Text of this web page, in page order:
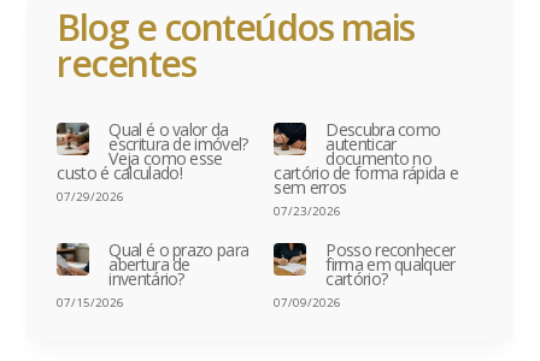
Blog e conteúdos mais
recentes
Qual é o valor da
escritura de imóvel?
Veja como esse
custo é calculado!
07/29/2026
Descubra como
autenticar
documento no
cartório de forma rápida e
sem erros
07/23/2026
Qual é o prazo para
abertura de
inventário?
07/15/2026
Posso reconhecer
firma em qualquer
cartório?
07/09/2026